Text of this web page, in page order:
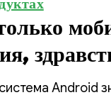
триAndroid